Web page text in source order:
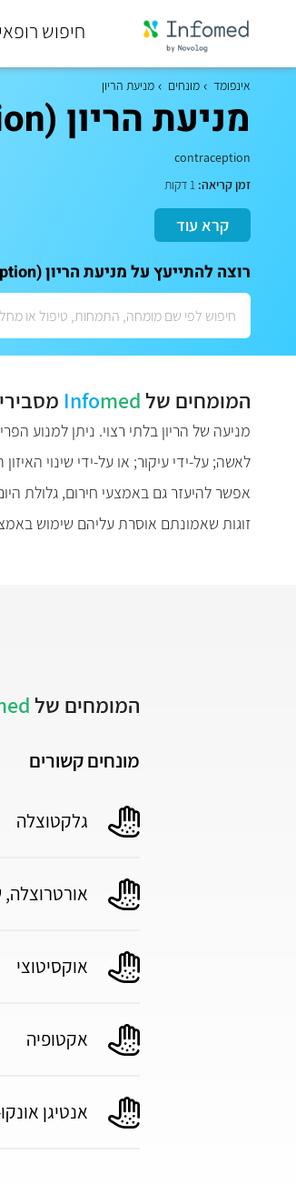
חיפוש
סוף
אינפומד מונחים מניעת הריון
מניעת הריון (contraception)
contraception
זמן קריאה:
קרא עוד
רוצה להתייעץ על מניעת הריון (contraception)? לתאום ייעוץ אישי עם המומחים שלנו:
המומחים של Infomed
מניעה של הריון בלתי רצוי. ניתן למנוע
לאשה; על-ידי עיקור; או על-ידי שינוי
אפשר להיעזר גם באמצעי חירום, גלולת
זוגות שאמונתם אוסרת עליהם שימוש
המומחים של
מונחים קשורים
גלקטוצלה
אורטרוצלה,
אוקסיטוצי
אקטופיה
אנטיגן